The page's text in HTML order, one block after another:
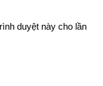
duyệt này cho lần